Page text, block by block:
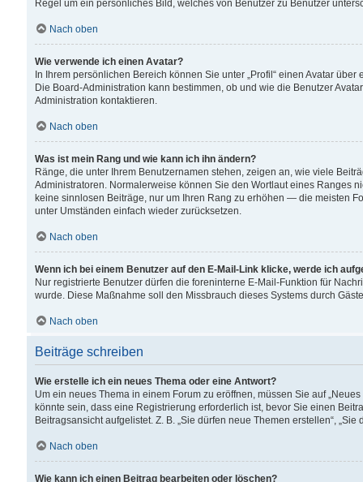
Regel um ein persönliches Bild, welches von Benutzer zu Benutzer
Nach oben
Wie verwende ich einen Avatar?
In Ihrem persönlichen Bereich können Sie unter „Profil“ einen Avatar
Die Board-Administration kann bestimmen, ob und wie die Benutzer
Administration kontaktieren.
Nach oben
Was ist mein Rang und wie kann ich ihn ändern?
Ränge, die unter Ihrem Benutzernamen stehen, zeigen an, wie viele
Administratoren. Normalerweise können Sie den Wortlaut eines Ranges
keine sinnlosen Beiträge, nur um Ihren Rang zu erhöhen — die meisten
unter Umständen einfach wieder zurücksetzen.
Nach oben
Wenn ich bei einem Benutzer auf den E-Mail-Link klicke, werde ich
Nur registrierte Benutzer dürfen die foreninterne E-Mail-Funktion für
wurde. Diese Maßnahme soll den Missbrauch dieses Systems durch
Nach oben
Beiträge schreiben
Wie erstelle ich ein neues Thema oder eine Antwort?
Um ein neues Thema in einem Forum zu eröffnen, müssen Sie auf
könnte sein, dass eine Registrierung erforderlich ist, bevor Sie einen
Beitragsansicht aufgelistet. Z. B. „Sie dürfen neue Themen erstellen“,
Nach oben
Wie kann ich einen Beitrag bearbeiten oder löschen?